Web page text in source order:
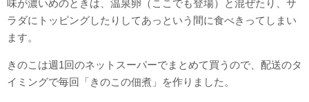
味が濃いめのときは、温泉卵（ここでも登場）と混ぜたり、サ
ラダにトッピングしたりしてあっという間に食べきってしまい
ます。
きのこは週1回のネットスーパーでまとめて買うので、配送のタ
イミングで毎回「きのこの佃煮」を作りました。